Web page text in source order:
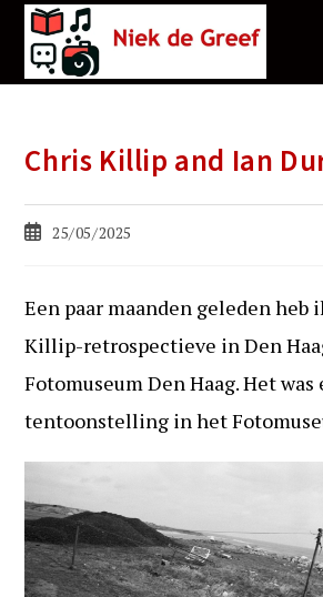
Chris Killip and Ian
Bericht25/05/2025
Een paar maanden geleden heb
Killip-retrospectieve in Den
Fotomuseum Den Haag. Het
tentoonstelling in het